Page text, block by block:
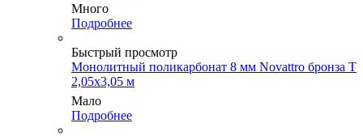
Много
Подробнее
Быстрый просмотр
Монолитный поликарбонат 8 мм Novattro бронза Т
2,05х3,05 м
Мало
Подробнее